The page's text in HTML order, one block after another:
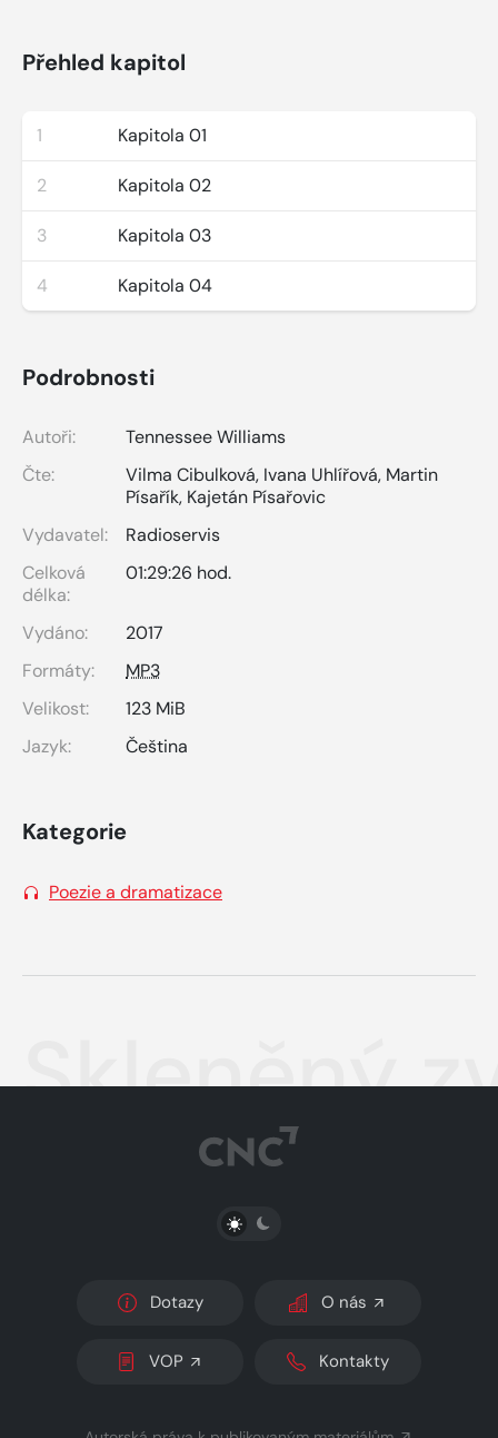
Přehled kapitol
1 Kapitola 01
2 Kapitola 02
3 Kapitola 03
4 Kapitola 04
Podrobnosti
Autoři:
Tennessee Williams
Čte:
Vilma Cibulková, Ivana Uhlířová, Martin
Písařík, Kajetán Písařovic
Vydavatel:
Radioservis
Celková
délka:
01:29:26 hod.
Vydáno:
2017
Formáty:
MP3
Velikost:
123 MiB
Jazyk:
Čeština
Kategorie
Poezie a dramatizace
Skleněný
PŘEPNOUT SVĚTLÝ/TMAVÝ REŽIM
Dotazy O nás
VOP Kontakty